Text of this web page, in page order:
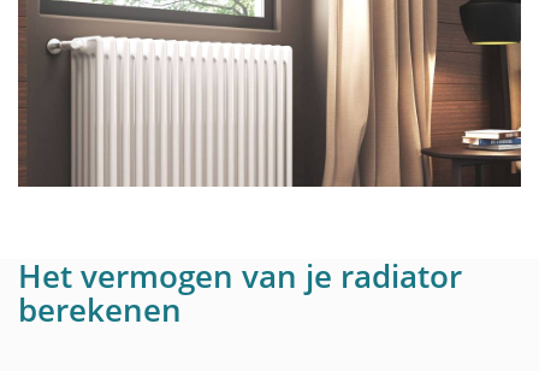
Het vermogen van je radiator
berekenen